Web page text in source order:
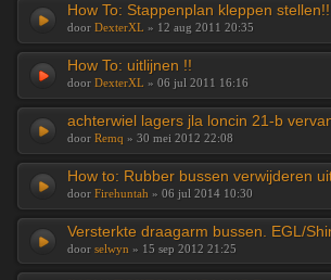
How To: Stappenplan kleppen stellen!!
door DexterXL » 12 aug 2011 20:35
How To: uitlijnen !!
door DexterXL » 06 jul 2011 16:16
achterwiel lagers jla loncin 21-b
door Remq » 30 mei 2012 22:08
How to: Rubber bussen verwijderen
door Firehuntah » 06 jul 2014 10:30
Versterkte draagarm bussen. EGL/
door selwyn » 15 sep 2012 21:25